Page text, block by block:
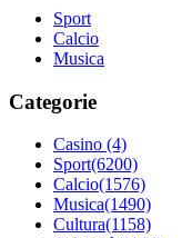
Sport
Calcio
Musica
Categorie
Casino (4)
Sport(6200)
Calcio(1576)
Musica(1490)
Cultura(1158)